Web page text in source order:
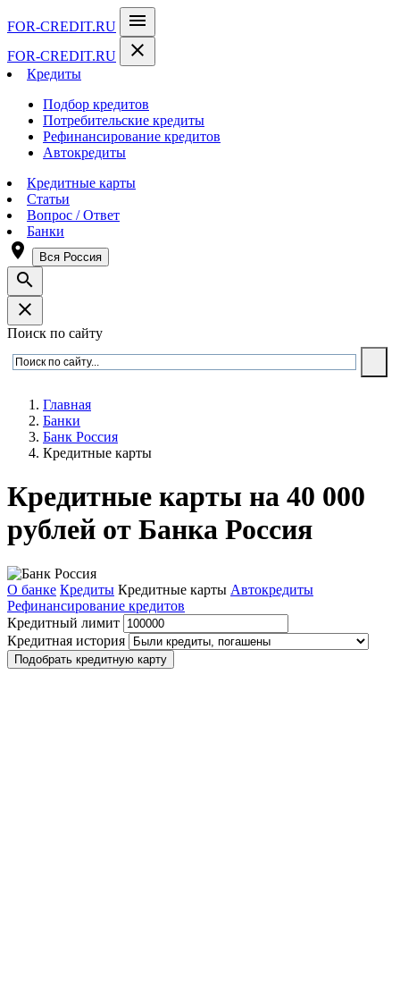
FOR-CREDIT.RU menu
FOR-CREDIT.RU close
Кредиты
Подбор кредитов
Потребительские кредиты
Рефинансирование кредитов
Автокредиты
Кредитные карты
Статьи
Вопрос / Ответ
Банки
room Вся Россия
search
close
Поиск по сайту
Главная
Банки
Банк Россия
Кредитные карты
Кредитные карты на 40 000
рублей от Банка Россия
О банке Кредиты Кредитные карты Автокредиты
Рефинансирование кредитов
Кредитный лимит
Кредитная история
Подобрать кредитную карту